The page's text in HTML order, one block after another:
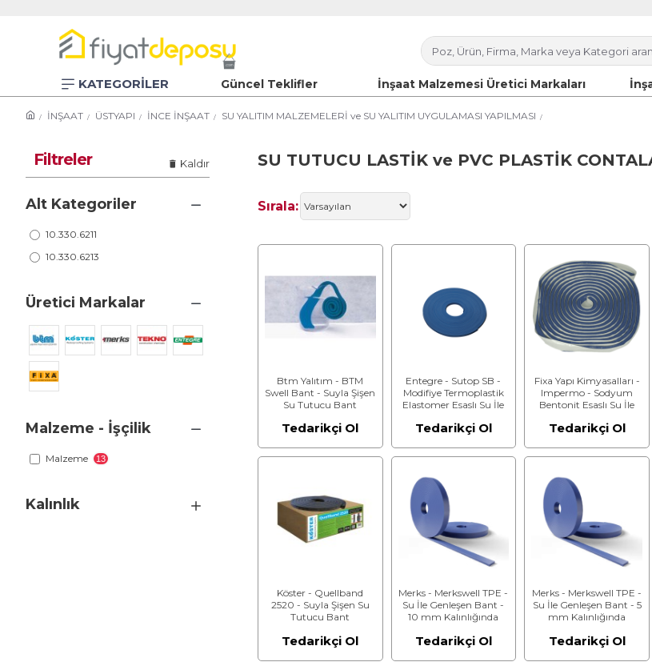
KATEGORİLER Güncel Teklifler İnşaat Malzemesi Üretici Markaları
İNŞAAT ÜSTYAPI İNCE İNŞAAT SU YALITIM MALZEMELERİ ve SU YALITIM UYGULAMASI YAPILMASI
Filtreler Kaldır
Alt Kategoriler
10.330.6211
10.330.6213
Üretici Markalar
Kalınlık
Malzeme - İşçilik
Malzeme 13
SU TUTUCU LASTİK ve PVC PLASTİK
Sırala:
Btm Yalıtım - BTM
Swell Bant - Suyla Şişen
Su Tutucu Bant
Tedarikçi Ol
Entegre - Sutop SB -
Modifiye Termoplastik
Elastomer Esaslı Su İle
Tedarikçi Ol
Fixa Yapı Kimyasalları -
Impermo - Sodyum
Bentonit Esaslı Su İle
Rulo (5 mm + 20 mm)
Tedarikçi Ol
Köster - Quellband
2520 - Suyla Şişen Su
Tutucu Bant
Tedarikçi Ol
Merks - Merkswell TPE -
Su İle Genleşen Bant -
10 mm Kalınlığında
Tedarikçi Ol
Merks - Merkswell TPE -
Su İle Genleşen Bant - 5
mm Kalınlığında
Tedarikçi Ol